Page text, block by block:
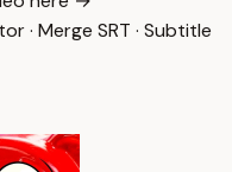
· Merge SRT · Subtitle